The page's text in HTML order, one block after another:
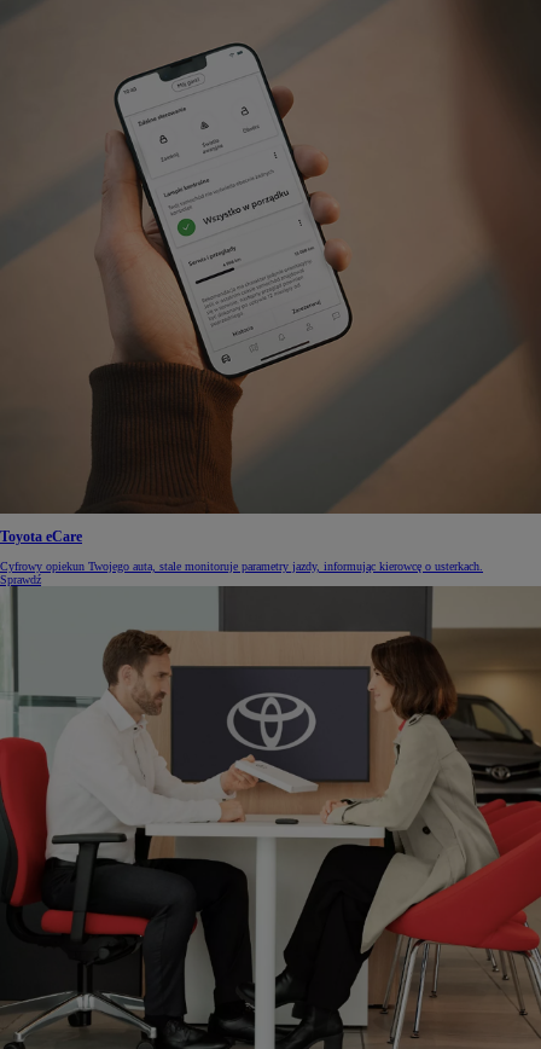
Toyota eCare
Cyfrowy opiekun Twojego auta, stale monitoruje parametry jazdy, informując kierowcę o usterkach.
Sprawdź